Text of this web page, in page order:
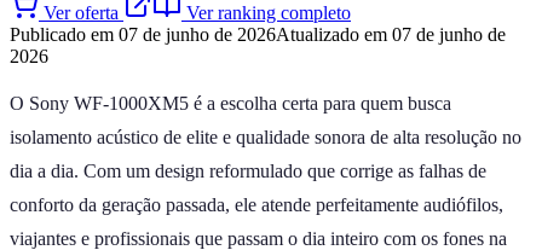
Ver oferta
Ver ranking completo
Publicado em 07 de junho de 2026Atualizado em 07 de junho de
2026
O Sony WF-1000XM5 é a escolha certa para quem busca
isolamento acústico de elite e qualidade sonora de alta resolução no
dia a dia. Com um design reformulado que corrige as falhas de
conforto da geração passada, ele atende perfeitamente audiófilos,
viajantes e profissionais que passam o dia inteiro com os fones na